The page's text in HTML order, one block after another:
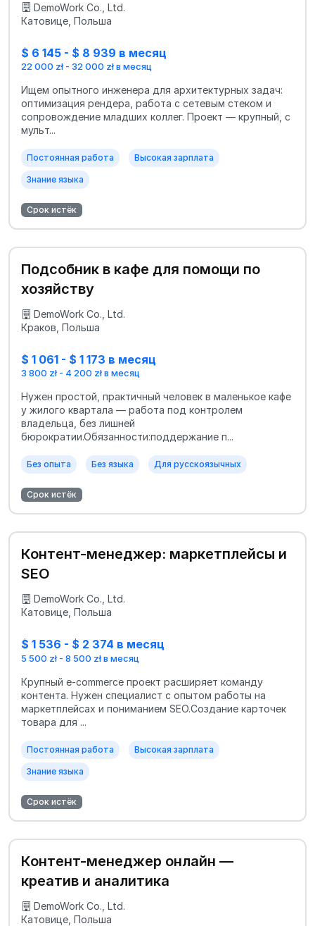
DemoWork Co., Ltd.
Катовице, Польша
$ 6 145 - $ 8 939 в месяц
22 000 zł - 32 000 zł в месяц
Ищем опытного инженера для архитектурных задач:
оптимизация рендера, работа с сетевым стеком и
сопровождение младших коллег. Проект — крупный, с
мульт...
Постоянная работа Высокая зарплата
Знание языка
Срок истёк
Подсобник в кафе для помощи по
хозяйству
DemoWork Co., Ltd.
Краков, Польша
$ 1 061 - $ 1 173 в месяц
3 800 zł - 4 200 zł в месяц
Нужен простой, практичный человек в маленькое кафе
у жилого квартала — работа под контролем
владельца, без лишней
бюрократии.Обязанности:поддержание п...
Без опыта Без языка Для русскоязычных
Срок истёк
Контент-менеджер: маркетплейсы и
SEO
DemoWork Co., Ltd.
Катовице, Польша
$ 1 536 - $ 2 374 в месяц
5 500 zł - 8 500 zł в месяц
Крупный e‑commerce проект расширяет команду
контента. Нужен специалист с опытом работы на
маркетплейсах и пониманием SEO.Создание карточек
товара для ...
Постоянная работа Высокая зарплата
Знание языка
Срок истёк
Контент-менеджер онлайн —
креатив и аналитика
DemoWork Co., Ltd.
Катовице, Польша